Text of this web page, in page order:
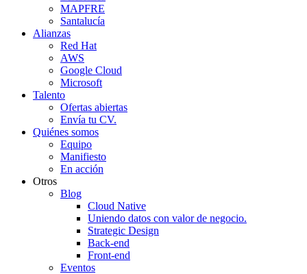
MAPFRE
Santalucía
Alianzas
Red Hat
AWS
Google Cloud
Microsoft
Talento
Ofertas abiertas
Envía tu CV.
Quiénes somos
Equipo
Manifiesto
En acción
Otros
Blog
Cloud Native
Uniendo datos con valor de negocio.
Strategic Design
Back-end
Front-end
Eventos